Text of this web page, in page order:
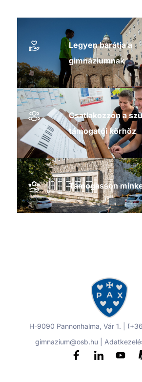
Legyen barátja a
gimnáziumnak
Csatlakozzon a
támogatói körhöz
Támogasson
H-9090 Pannonhalma, Vár 1. |
gimnazium@osb.hu |